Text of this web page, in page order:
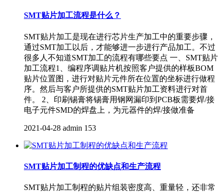
SMT贴片加工流程是什么？
SMT贴片加工是现在进行芯片生产加工中的重要步骤，
通过SMT加工以后，才能够进一步进行产品加工。不过
很多人不知道SMT加工的流程有哪些要点 一、SMT贴片
加工流程1、编程序调贴片机按照客户提供的样板BOM
贴片位置图，进行对贴片元件所在位置的坐标进行做程
序。然后与客户所提供的SMT贴片加工资料进行对首
件。 2、印刷锡膏将锡膏用钢网漏印到PCB板需要焊/接
电子元件SMD的焊盘上，为元器件的焊/接做准备
2021-04-28 admin 153
SMT贴片加工制程的优缺点和生产流程
SMT贴片加工制程的贴片组装密度高、重量轻，还非常